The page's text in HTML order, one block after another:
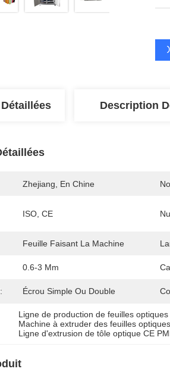
Description
Zhejiang, En Chine
ISO, CE
Feuille Faisant La Machine
0.6-3 Mm
Écrou Simple Ou Double
Ligne de production de feuilles
Machine à extruder des feuilles
Ligne d'extrusion de tôle optique CE